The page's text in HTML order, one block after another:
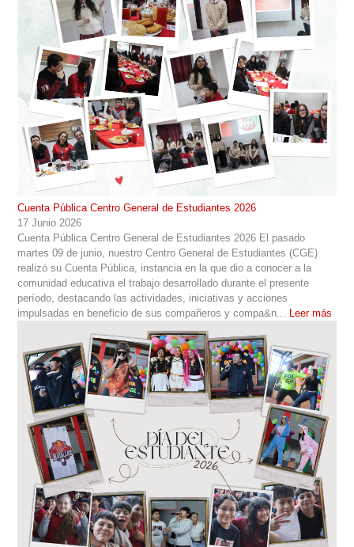
Cuenta Pública Centro General de Estudiantes 2026
17 Junio 2026
Cuenta Pública Centro General de Estudiantes 2026 El pasado
martes 09 de junio, nuestro Centro General de Estudiantes (CGE)
realizó su Cuenta Pública, instancia en la que dio a conocer a la
comunidad educativa el trabajo desarrollado durante el presente
período, destacando las actividades, iniciativas y acciones
impulsadas en beneficio de sus compañeros y compa&n... Leer más